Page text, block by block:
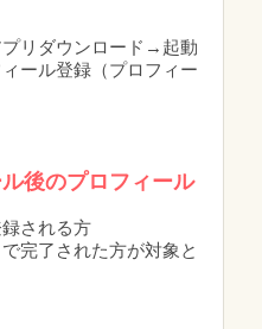
リダウンロード→起動
ール登録（プロフィー
後のプロフィール
される方
完了された方が対象と